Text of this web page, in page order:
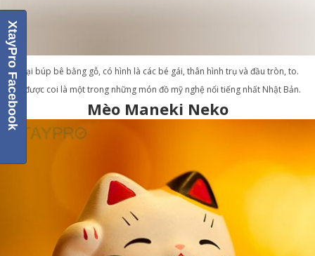
Là loại búp bê bằng gỗ, có hình là các bé gái, thân hình trụ và đầu tròn, to.
Đây được coi là một trong những món đồ mỹ nghệ nổi tiếng nhất Nhật Bản.
Mèo Maneki Neko
XtayPro Facebook